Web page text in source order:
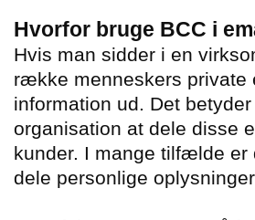
Hvorfor bruge BCC i
Hvis man sidder i en
række menneskers private
information ud. Det
organisation at dele disse
kunder. I mange tilfælde er
dele personlige